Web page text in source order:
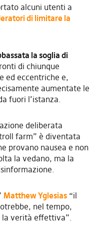
alcuni utenti a
di limitare la
la soglia di
di chiunque
ed eccentriche e,
aumentate le
fuori l’istanza.
deliberata
farm” è diventata
provano nausea e non
la vedano, ma la
Matthew Yglesias“il
nel tempo,
la verità effettiva”.